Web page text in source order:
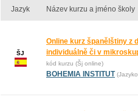
Jazyk Název kurzu a jméno školy
ŠJ
Online kurz španělštiny z
individuálně či v
kód kurzu (Šj online)
BOHEMIA INSTITUT